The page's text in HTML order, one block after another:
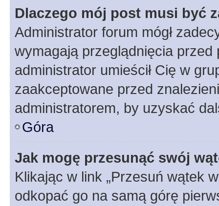
Dlaczego mój post musi być
Administrator forum mógł
wymagają przeglądnięcia
administrator umieścił Cię w
zaakceptowane przed
administratorem, by uzyskać
Góra
Jak mogę przesunąć swój
Klikając w link „Przesuń wątek
odkopać go na samą górę